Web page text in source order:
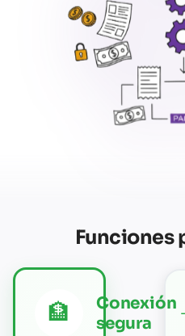
Funciones
🏦
Conexión
segura